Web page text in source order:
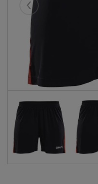
Eelmised